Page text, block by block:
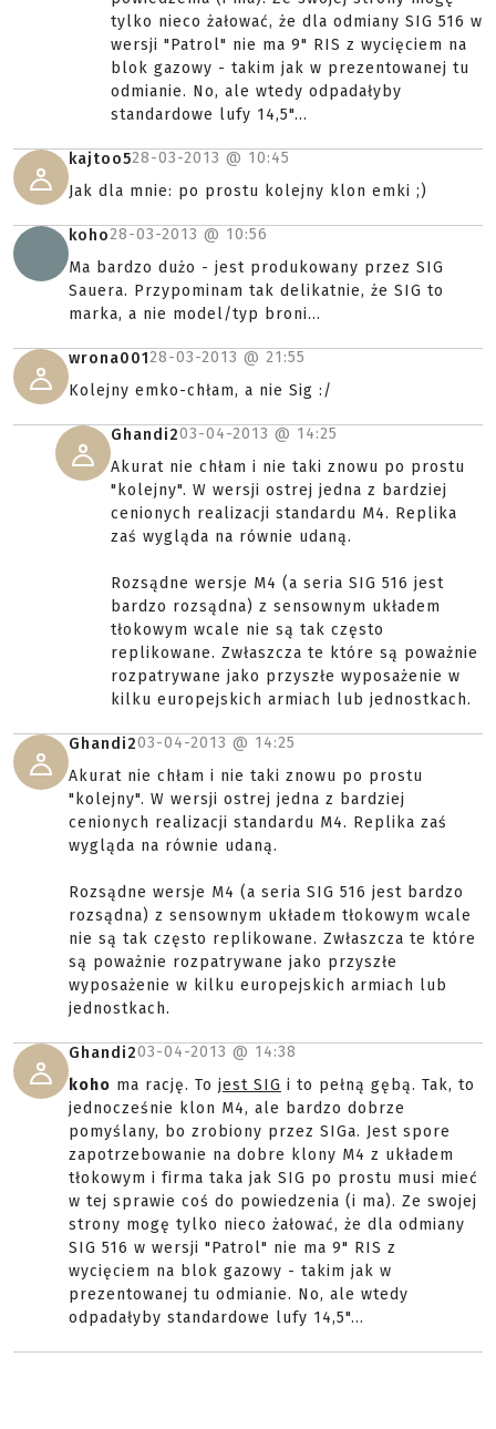
tylko nieco żałować, że dla odmiany SIG 516 w
wersji "Patrol" nie ma 9" RIS z wycięciem na
blok gazowy - takim jak w prezentowanej tu
odmianie. No, ale wtedy odpadałyby
standardowe lufy 14,5"...
kajtoo528-03-2013 @ 10:45
Jak dla mnie: po prostu kolejny klon emki ;)
koho28-03-2013 @ 10:56
Ma bardzo dużo - jest produkowany przez SIG
Sauera. Przypominam tak delikatnie, że SIG to
marka, a nie model/typ broni...
wrona00128-03-2013 @ 21:55
Kolejny emko-chłam, a nie Sig :/
Ghandi203-04-2013 @ 14:25
Akurat nie chłam i nie taki znowu po prostu
"kolejny". W wersji ostrej jedna z bardziej
cenionych realizacji standardu M4. Replika
zaś wygląda na równie udaną.
Rozsądne wersje M4 (a seria SIG 516 jest
bardzo rozsądna) z sensownym układem
tłokowym wcale nie są tak często
replikowane. Zwłaszcza te które są poważnie
rozpatrywane jako przyszłe wyposażenie w
kilku europejskich armiach lub jednostkach.
Ghandi203-04-2013 @ 14:25
Akurat nie chłam i nie taki znowu po prostu
"kolejny". W wersji ostrej jedna z bardziej
cenionych realizacji standardu M4. Replika zaś
wygląda na równie udaną.
Rozsądne wersje M4 (a seria SIG 516 jest bardzo
rozsądna) z sensownym układem tłokowym wcale
nie są tak często replikowane. Zwłaszcza te które
są poważnie rozpatrywane jako przyszłe
wyposażenie w kilku europejskich armiach lub
jednostkach.
Ghandi203-04-2013 @ 14:38
koho ma rację. To jest SIG i to pełną gębą. Tak, to
jednocześnie klon M4, ale bardzo dobrze
pomyślany, bo zrobiony przez SIGa. Jest spore
zapotrzebowanie na dobre klony M4 z układem
tłokowym i firma taka jak SIG po prostu musi mieć
w tej sprawie coś do powiedzenia (i ma). Ze swojej
strony mogę tylko nieco żałować, że dla odmiany
SIG 516 w wersji "Patrol" nie ma 9" RIS z
wycięciem na blok gazowy - takim jak w
prezentowanej tu odmianie. No, ale wtedy
odpadałyby standardowe lufy 14,5"...